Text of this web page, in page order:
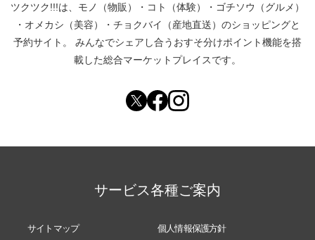
ツクツク!!!は、 モノ（物販） ・ コト（体験） ・ ゴチソウ（グルメ）
・ オメカシ（美容） ・ チョクバイ（産地直送） のショッピングと
予約サイト。
みんなでシェアし合う おすそ分けポイント機能を搭
載した総合マーケットプレイスです。
サービス各種ご案内
サイトマップ 個人情報保護方針